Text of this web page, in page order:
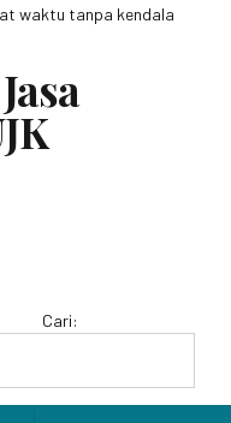
waktu tanpa kendala
Cari: